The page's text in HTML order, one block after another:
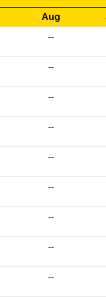
Aug
--
--
--
--
--
--
--
--
--